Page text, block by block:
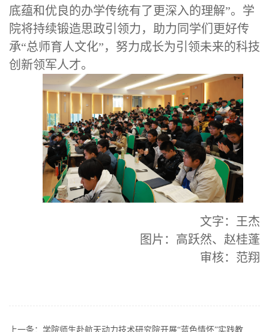
底蕴和优良的办学传统有了更深入的理解”。学
院将持续锻造思政引领力，助力同学们更好传
承“总师育人文化”，努力成长为引领未来的科技
创新领军人才。
文字：王杰
图片：高跃然、赵桂蓬
审核：范翔
上一条： 学院师生赴航天动力技术研究院开展“蓝色情怀”实践教